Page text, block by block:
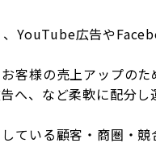
YouTube広告や
客様の売上アップ
、など柔軟に配分し
ている顧客・商圏・